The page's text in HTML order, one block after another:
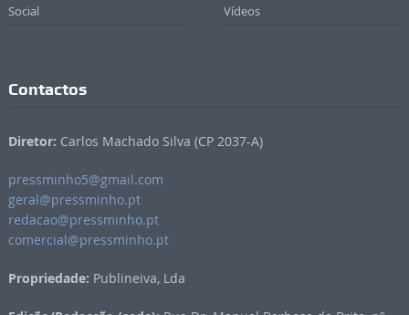
Social Vídeos
Contactos
Diretor: Carlos Machado Silva (CP 2037-A)
pressminho5@gmail.com
geral@pressminho.pt
redacao@pressminho.pt
comercial@pressminho.pt
Propriedade: Publineiva, Lda